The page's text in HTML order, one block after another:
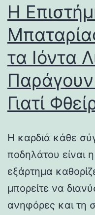
Η
τα Ιόντα
Παράγουν
Γιατί
Η καρδιά κάθε
ποδηλάτου είναι
εξάρτημα
μπορείτε να
ανηφόρες και τη